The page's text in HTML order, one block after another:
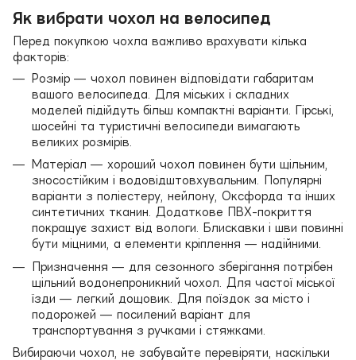
Як вибрати чохол на велосипед
Перед покупкою чохла важливо врахувати кілька
факторів:
Розмір — чохол повинен відповідати габаритам
вашого велосипеда. Для міських і складних
моделей підійдуть більш компактні варіанти. Гірські,
шосейні та туристичні велосипеди вимагають
великих розмірів.
Матеріал — хороший чохол повинен бути щільним,
зносостійким і водовідштовхувальним. Популярні
варіанти з поліестеру, нейлону, Оксфорда та інших
синтетичних тканин. Додаткове ПВХ-покриття
покращує захист від вологи. Блискавки і шви повинні
бути міцними, а елементи кріплення — надійними.
Призначення — для сезонного зберігання потрібен
щільний водонепроникний чохол. Для частої міської
їзди — легкий дощовик. Для поїздок за місто і
подорожей — посилений варіант для
транспортування з ручками і стяжками.
Вибираючи чохол, не забувайте перевіряти, наскільки